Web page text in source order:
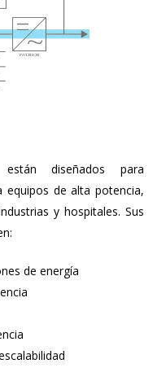
diseñados para
equipos de alta potencia,
y hospitales. Sus
de energía